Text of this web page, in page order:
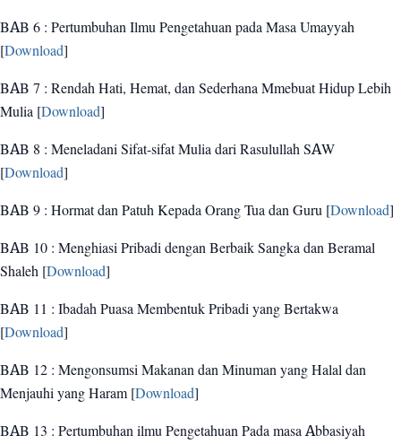
BAB 6 : Pertumbuhan Ilmu Pengetahuan pada Masa Umayyah
[Download]
BAB 7 : Rendah Hati, Hemat, dan Sederhana Mmebuat Hidup Lebih
Mulia [Download]
BAB 8 : Meneladani Sifat-sifat Mulia dari Rasulullah SAW
[Download]
BAB 9 : Hormat dan Patuh Kepada Orang Tua dan Guru [Download]
BAB 10 : Menghiasi Pribadi dengan Berbaik Sangka dan Beramal
Shaleh [Download]
BAB 11 : Ibadah Puasa Membentuk Pribadi yang Bertakwa
[Download]
BAB 12 : Mengonsumsi Makanan dan Minuman yang Halal dan
Menjauhi yang Haram [Download]
BAB 13 : Pertumbuhan ilmu Pengetahuan Pada masa Abbasiyah